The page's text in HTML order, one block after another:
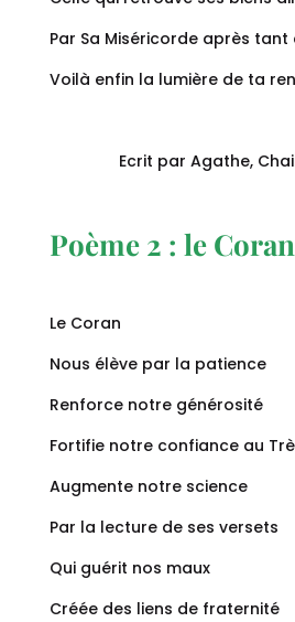
Par Sa Miséricorde après tant
Voilà enfin la lumière de ta
Ecrit par Agathe,
Poème 2 : le Coran
Le Coran
Nous élève par la patience
Renforce notre générosité
Fortifie notre confiance au
Augmente notre science
Par la lecture de ses versets
Qui guérit nos maux
Créée des liens de fraternité